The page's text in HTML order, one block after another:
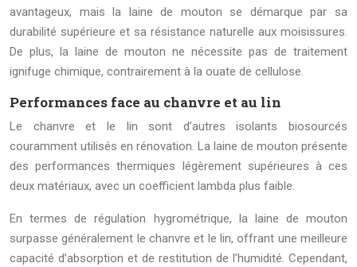
avantageux, mais la laine de mouton se démarque par sa
durabilité supérieure et sa résistance naturelle aux moisissures.
De plus, la laine de mouton ne nécessite pas de traitement
ignifuge chimique, contrairement à la ouate de cellulose.
Performances face au chanvre et au lin
Le chanvre et le lin sont d’autres isolants biosourcés
couramment utilisés en rénovation. La laine de mouton présente
des performances thermiques légèrement supérieures à ces
deux matériaux, avec un coefficient lambda plus faible.
En termes de régulation hygrométrique, la laine de mouton
surpasse généralement le chanvre et le lin, offrant une meilleure
capacité d’absorption et de restitution de l’humidité. Cependant,